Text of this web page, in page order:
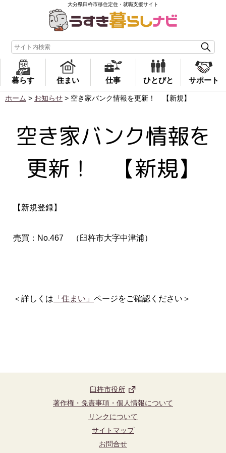
大分県臼杵市移住定住・就職支援サイト
暮らす 住まい 仕事 ひとびと サポート
ホーム > お知らせ > 空き家バンク情報を更新！ 【新規】
空き家バンク情報を
更新！ 【新規】
【新規登録】
売買：No.467 （臼杵市大字中津浦）
＜詳しくは 「住まい」 ページをご確認ください＞
臼杵市役所
著作権・免責事項・個人情報について
リンクについて
サイトマップ
お問合せ